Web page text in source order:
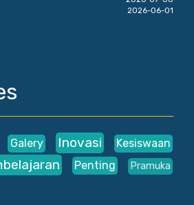
2026-06-01
Galery Inovasi
Kesiswaan
Penting
Pramuka